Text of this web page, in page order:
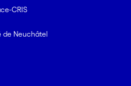
CRIS
de Neuchâtel